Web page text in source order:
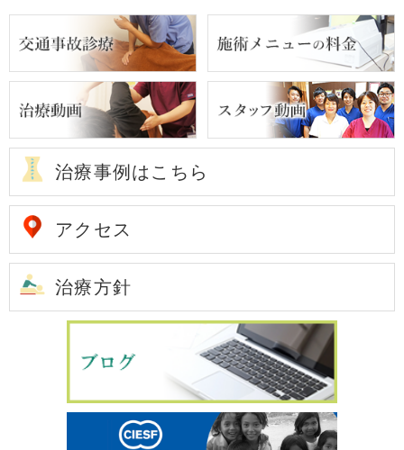
治療事例はこちら
アクセス
治療方針